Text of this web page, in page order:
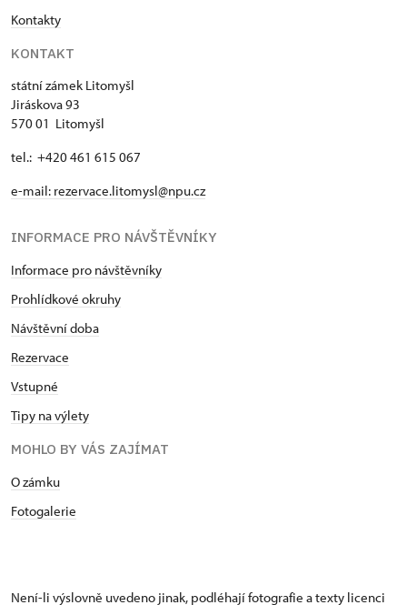
Kontakty
KONTAKT
státní zámek Litomyšl
Jiráskova 93
570 01 Litomyšl
tel.: +420 461 615 067
e-mail: rezervace.litomysl@npu.cz
INFORMACE PRO NÁVŠTĚVNÍKY
Informace pro návštěvníky
Prohlídkové okruhy
Návštěvní doba
Rezervace
Vstupné
Tipy na výlety
MOHLO BY VÁS ZAJÍMAT
O zámku
Fotogalerie
Není-li výslovně uvedeno jinak, podléhají fotografie a texty licenci